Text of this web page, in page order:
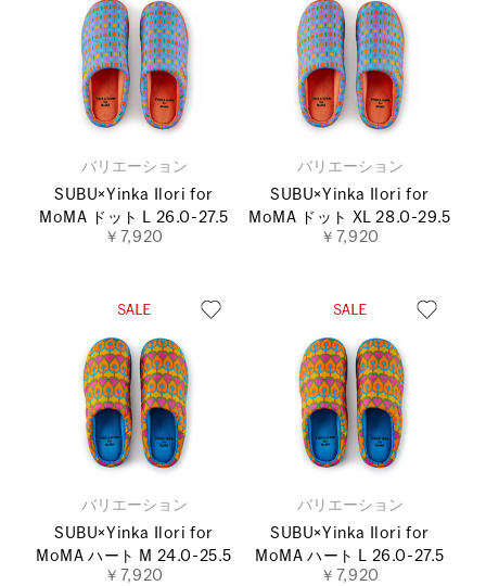
バリエーション
SUBU×Yinka Ilori for
MoMA ドット L 26.0-27.5
￥7,920
バリエーション
SUBU×Yinka Ilori for
MoMA ドット XL 28.0-29.5
￥7,920
バリエーション
SUBU×Yinka Ilori for
MoMA ハート M 24.0-25.5
￥7,920
バリエーション
SUBU×Yinka Ilori for
MoMA ハート L 26.0-27.5
￥7,920